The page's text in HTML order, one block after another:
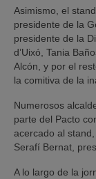
Asimismo, el
presidente de la
presidente de la
d’Uixó, Tania
Alcón, y por el
la comitiva de la
Numerosos
parte del Pacto
acercado al
Serafí Bernat,
A lo largo de la